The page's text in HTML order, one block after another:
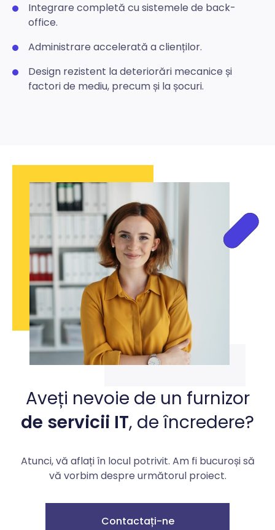
Integrare completă cu sistemele de back-
office.
Administrare accelerată a clienților.
Design rezistent la deteriorări mecanice și
factori de mediu, precum și la șocuri.
Aveți nevoie de un furnizor
de servicii IT, de încredere?
Atunci, vă aflați în locul potrivit. Am fi bucuroși să
vă vorbim despre următorul proiect.
Contactați-ne